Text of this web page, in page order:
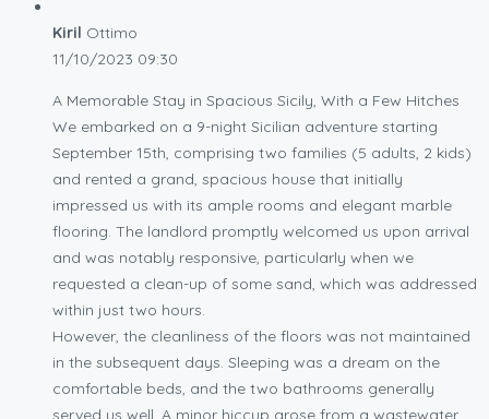
Kiril Ottimo
11/10/2023 09:30
A Memorable Stay in Spacious Sicily, With a Few Hitches
We embarked on a 9-night Sicilian adventure starting
September 15th, comprising two families (5 adults, 2 kids)
and rented a grand, spacious house that initially
impressed us with its ample rooms and elegant marble
flooring. The landlord promptly welcomed us upon arrival
and was notably responsive, particularly when we
requested a clean-up of some sand, which was addressed
within just two hours.
However, the cleanliness of the floors was not maintained
in the subsequent days. Sleeping was a dream on the
comfortable beds, and the two bathrooms generally
served us well. A minor hiccup arose from a wastewater